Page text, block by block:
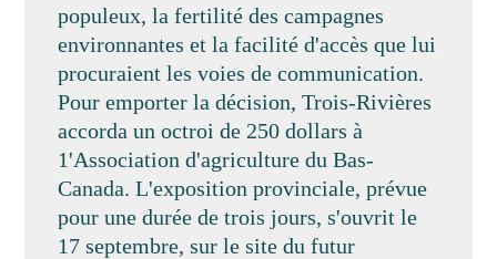
populeux, la fertilité des campagnes
environnantes et la facilité d'accès que lui
procuraient les voies de communication.
Pour emporter la décision, Trois-Rivières
accorda un octroi de 250 dollars à
1'Association d'agriculture du Bas-
Canada. L'exposition provinciale, prévue
pour une durée de trois jours, s'ouvrit le
17 septembre, sur le site du futur